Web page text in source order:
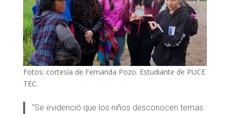
Fotos: cortesía de Fernanda Pozo. Estudiante de PUCE
TEC.
“Se evidenció que los niños desconocen temas